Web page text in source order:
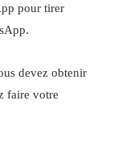
pour tirer
devez obtenir
faire votre